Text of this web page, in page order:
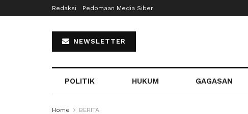
Redaksi Pedomaan Media Siber
NEWSLETTER
POLITIK HUKUM GAGASAN
Home BERITA